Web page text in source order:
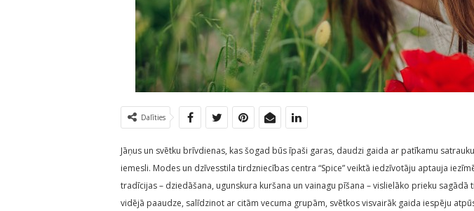
Dalīties
Jāņus un svētku brīvdienas, kas šogad būs īpaši garas, daudzi gaida ar patīkamu
iemesli. Modes un dzīvesstila tirdzniecības centra “Spice” veiktā iedzīvotāju aptauja
tradīcijas – dziedāšana, ugunskura kuršana un vainagu pīšana – vislielāko prieku sagādā
vidējā paaudze, salīdzinot ar citām vecuma grupām, svētkos visvairāk gaida iespēju